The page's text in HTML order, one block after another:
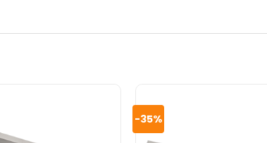
-35%